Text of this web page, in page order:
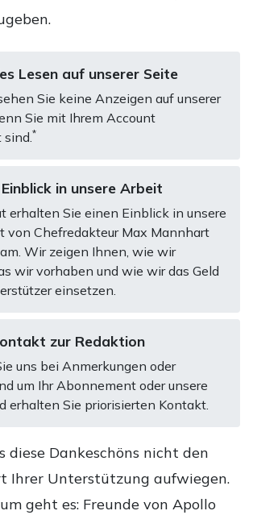
Lesen auf unserer Seite
Sie keine Anzeigen auf unserer
Sie mit Ihrem Account
sind.*
in unsere Arbeit
erhalten Sie einen Einblick in unsere
von Chefredakteur Max Mannhart
Wir zeigen Ihnen, wie wir
wir vorhaben und wie wir das Geld
einsetzen.
zur Redaktion
uns bei Anmerkungen oder
um Ihr Abonnement oder unsere
erhalten Sie priorisierten Kontakt.
diese Dankeschöns nicht den
Ihrer Unterstützung aufwiegen.
geht es: Freunde von Apollo